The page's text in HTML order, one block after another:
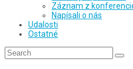
Záznam z
Napísali o nás
Udalosti
Ostatné